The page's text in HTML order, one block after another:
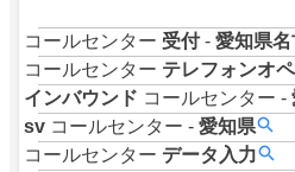
コールセンター 受付 - 愛知県
コールセンター テレフォンオ
インバウンド コールセンター -
sv コールセンター - 愛知県
コールセンター データ入力